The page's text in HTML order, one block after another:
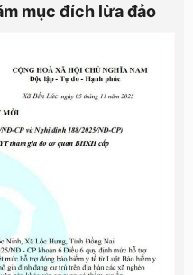
mục đích lừa đảo